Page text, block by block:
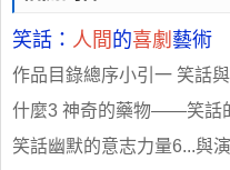
笑話： 人間 的喜劇 藝術
作品目錄總序小引一 笑話
什麼3 神奇的藥物——笑話
笑話幽默的意志力量6...與